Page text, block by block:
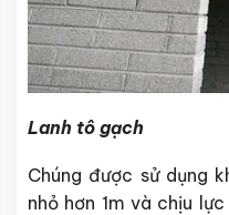
Lanh tô gạch
Chúng được sử dụng
nhỏ hơn 1m và chịu